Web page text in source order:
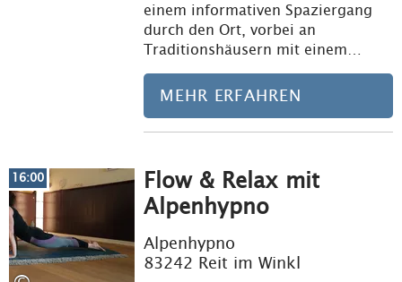
einem informativen Spaziergang
durch den Ort, vorbei an
Traditionshäusern mit einem…
MEHR ERFAHREN
Flow & Relax mit
Alpenhypno
Alpenhypno
83242 Reit im Winkl
16:00